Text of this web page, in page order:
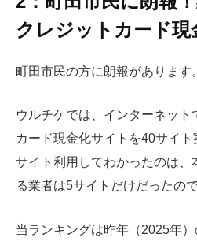
クレジットカード現
町田市民の方に朗報があります。
ウルチケでは、インターネット
カード現金化サイトを40サイ
サイト利用してわかったのは、
る業者は5サイトだけだったので
当ランキングは昨年（2025年